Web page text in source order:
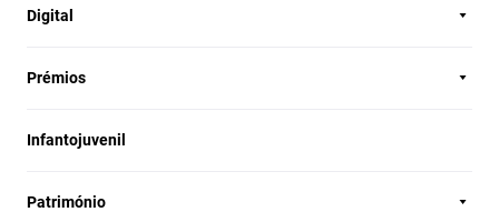
Digital
Prémios
Infantojuvenil
Património